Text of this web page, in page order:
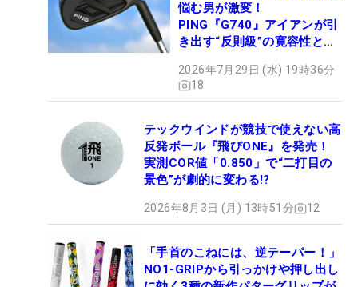
悩む男が激変！
PING『G740』アイアンが引
き出す“反則級”の寛容性と飛
2026年7月29日 (水) 19時36分
18
テックウインドが競技で使えない高
反発ボール『飛びONE』を発売！
実測COR値「0.850」で“二打目の
景色”が劇的に変わる!?
2026年8月3日 (月) 13時51分 12
「手首のこねには、逆テーパー！」
NO1-GRIPから引っかけや押し出し